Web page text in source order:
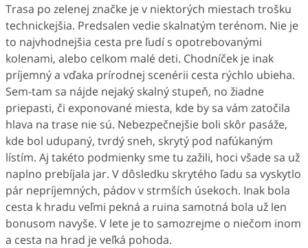
Trasa po zelenej značke je v niektorých miestach trošku
technickejšia. Predsalen vedie skalnatým terénom. Nie je
to najvhodnejšia cesta pre ľudí s opotrebovanými
kolenami, alebo celkom malé deti. Chodníček je inak
príjemný a vďaka prírodnej scenérii cesta rýchlo ubieha.
Sem-tam sa nájde nejaký skalný stupeň, no žiadne
priepasti, či exponované miesta, kde by sa vám zatočila
hlava na trase nie sú. Nebezpečnejšie boli skôr pasáže,
kde bol udupaný, tvrdý sneh, skrytý pod nafúkaným
lístím. Aj takéto podmienky sme tu zažili, hoci všade sa už
naplno prebíjala jar. V dôsledku skrytého ľadu sa vyskytlo
pár nepríjemných, pádov v strmších úsekoch. Inak bola
cesta k hradu veľmi pekná a ruina samotná bola už len
bonusom navyše. V lete je to samozrejme o niečom inom
a cesta na hrad je veľká pohoda.